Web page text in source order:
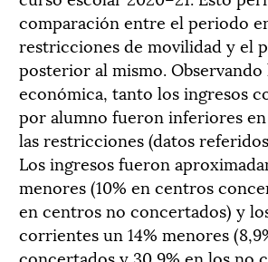
comparación entre el periodo
restricciones de movilidad y el
posterior al mismo.
económica, tanto los ingresos
por alumno fueron inferiores
las restricciones(datos
Los ingresosfueron
menores(10% en centros
en centrosno concertados) y
corrientes un 14% menores
concertadosy30,9% en losno